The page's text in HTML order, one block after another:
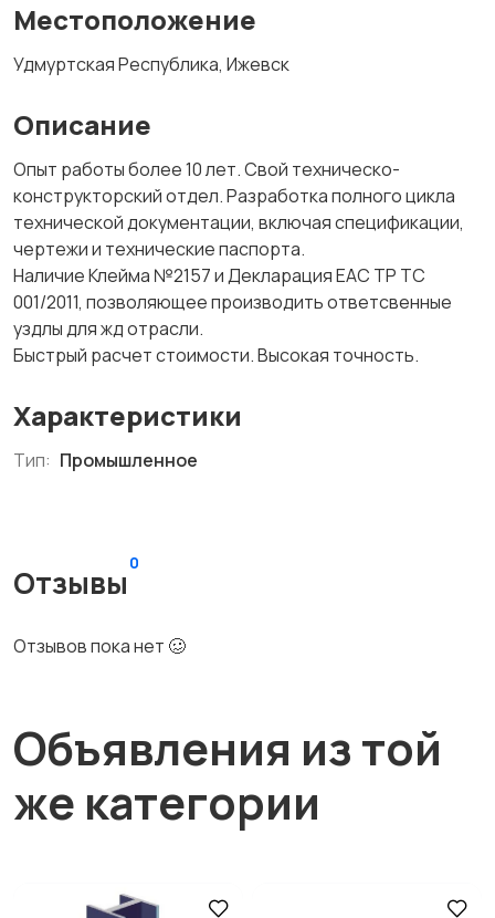
Местоположение
Удмуртская Республика, Ижевск
Описание
Опыт работы более 10 лет. Свой техническо-
конструкторский отдел. Разработка полного цикла
технической документации, включая спецификации,
чертежи и технические паспорта.
Наличие Клейма №2157 и Декларация EAC ТР ТС
001/2011, позволяющее производить ответсвенные
уздлы для жд отрасли.
Быстрый расчет стоимости. Высокая точность.
Характеристики
Тип: Промышленное
Отзывы
0
Отзывов пока нет 🥴
Объявления из той
же категории